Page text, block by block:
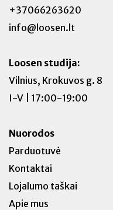
+37066263620
info@loosen.lt
Loosen studija:
Vilnius, Krokuvos g. 8
I-V | 17:00-19:00
Nuorodos
Parduotuvė
Kontaktai
Lojalumo taškai
Apie mus